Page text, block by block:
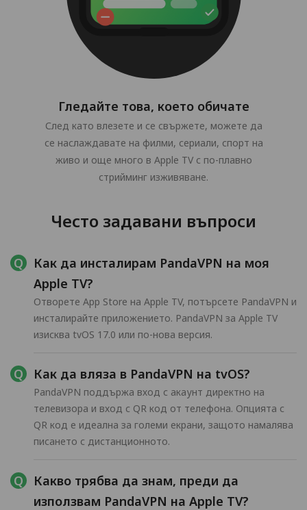
Гледайте това, което обичате
След като влезете и се свържете, можете да
се наслаждавате на филми, сериали, спорт на
живо и още много в Apple TV с по-плавно
стрийминг изживяване.
Често задавани въпроси
Как да инсталирам PandaVPN на моя
Apple TV?
Отворете App Store на Apple TV, потърсете PandaVPN и
инсталирайте приложението. PandaVPN за Apple TV
изисква tvOS 17.0 или по-нова версия.
Как да вляза в PandaVPN на tvOS?
PandaVPN поддържа вход с акаунт директно на
телевизора и вход с QR код от телефона. Опцията с
QR код е идеална за големи екрани, защото намалява
писането с дистанционното.
Какво трябва да знам, преди да
използвам PandaVPN на Apple TV?